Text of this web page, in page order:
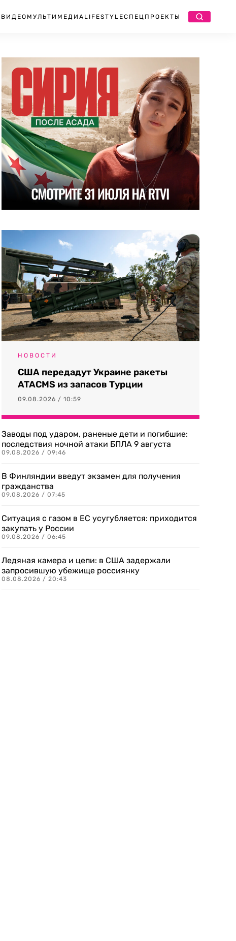
ВИДЕО МУЛЬТИМЕДИА LIFESTYLEСПЕЦПРОЕКТЫ
НОВОСТИ
США передадут Украине ракеты
ATACMS из запасов Турции
09.08.2026 / 10:59
Заводы под ударом, раненые дети и погибшие:
последствия ночной атаки БПЛА 9 августа
09.08.2026 / 09:46
В Финляндии введут экзамен для получения
гражданства
09.08.2026 / 07:45
Ситуация с газом в ЕС усугубляется: приходится
закупать у России
09.08.2026 / 06:45
Ледяная камера и цепи: в США задержали
запросившую убежище россиянку
08.08.2026 / 20:43